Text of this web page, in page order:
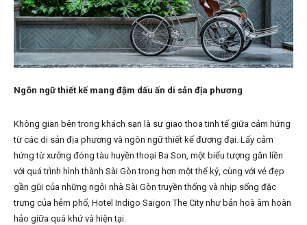
Ngôn ngữ thiết kế mang đậm dấu ấn di sản địa phương
Không gian bên trong khách sạn là sự giao thoa tinh tế giữa cảm hứng
từ các di sản địa phương và ngôn ngữ thiết kế đương đại. Lấy cảm
hứng từ xưởng đóng tàu huyền thoại Ba Son, một biểu tượng gắn liền
với quá trình hình thành Sài Gòn trong hơn một thế kỷ, cùng với vẻ đẹp
gần gũi của những ngôi nhà Sài Gòn truyền thống và nhịp sống đặc
trưng của hẻm phố, Hotel Indigo Saigon The City như bản hoà âm hoàn
hảo giữa quá khứ và hiện tại.